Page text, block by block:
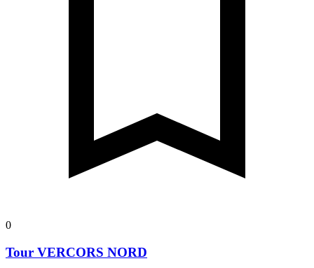
0
Tour VERCORS NORD